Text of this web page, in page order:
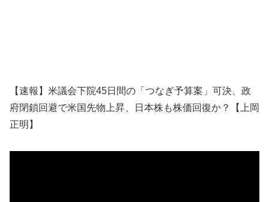
【速報】米議会下院45日間の「つなぎ予算案」可決、政
府閉鎖回避で米国先物上昇、日本株も株価回復か？【上岡
正明】